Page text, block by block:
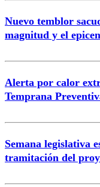
Nuevo temblor
magnitud y el
Alerta por calor
Temprana
Semana legislativa
tramitación del